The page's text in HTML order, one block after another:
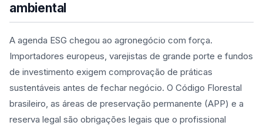
ambiental
A agenda ESG chegou ao agronegócio com força.
Importadores europeus, varejistas de grande porte e fundos
de investimento exigem comprovação de práticas
sustentáveis antes de fechar negócio. O Código Florestal
brasileiro, as áreas de preservação permanente (APP) e a
reserva legal são obrigações legais que o profissional